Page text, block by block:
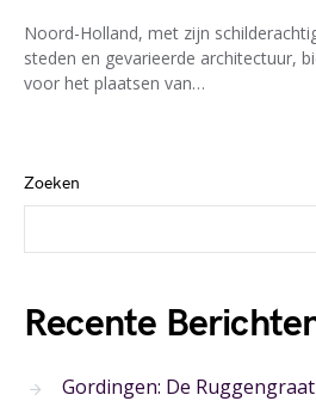
Noord-Holland, met zijn
steden en gevarieerde architectuur,
voor het plaatsen van…
Zoeken
Recente
Gordingen: De